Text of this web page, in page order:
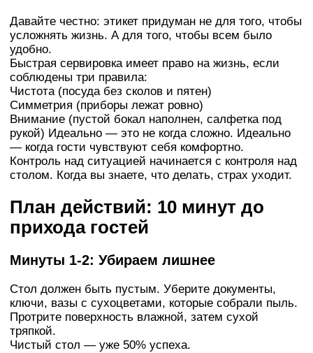
Давайте честно: этикет придуман не для того, чтобы
усложнять жизнь. А для того, чтобы всем было
удобно.
Быстрая сервировка имеет право на жизнь, если
соблюдены три правила:
Чистота (посуда без сколов и пятен)
Симметрия (приборы лежат ровно)
Внимание (пустой бокал наполнен, салфетка под
рукой) Идеально — это не когда сложно. Идеально
— когда гости чувствуют себя комфортно.
Контроль над ситуацией начинается с контроля над
столом. Когда вы знаете, что делать, страх уходит.
План действий: 10 минут до
прихода гостей
Минуты 1-2: Убираем лишнее
Стол должен быть пустым. Уберите документы,
ключи, вазы с сухоцветами, которые собрали пыль.
Протрите поверхность влажной, затем сухой
тряпкой.
Чистый стол — уже 50% успеха.